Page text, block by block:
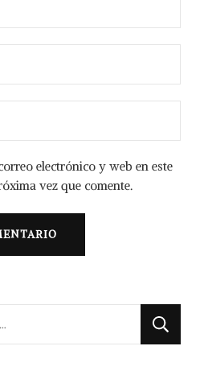
electrónico y web en este
vez que comente.